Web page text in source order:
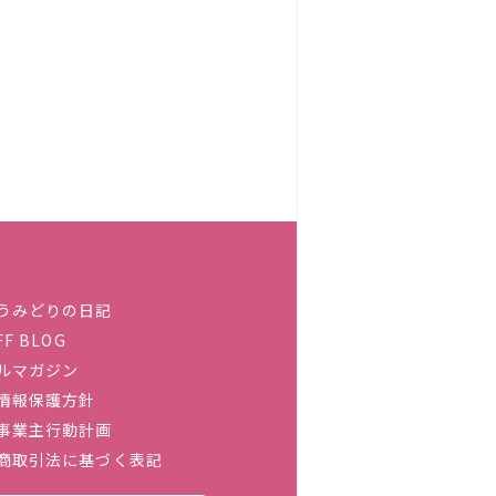
みどりの日記
BLOG
マガジン
報保護方針
業主行動計画
取引法に基づく表記